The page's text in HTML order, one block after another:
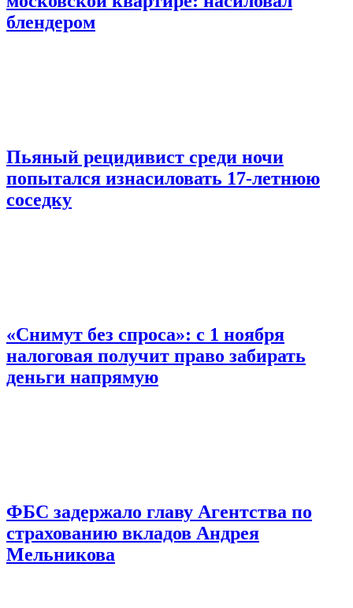
блендером
Пьяный рецидивист среди ночи
попытался изнасиловать 17-летнюю
соседку
«Снимут без спроса»: с 1 ноября
налоговая получит право забирать
деньги напрямую
ФБС задержало главу Агентства по
страхованию вкладов Андрея
Мельникова